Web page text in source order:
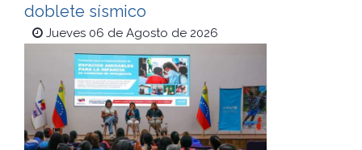
doblete sísmico
Jueves 06 de Agosto de 2026